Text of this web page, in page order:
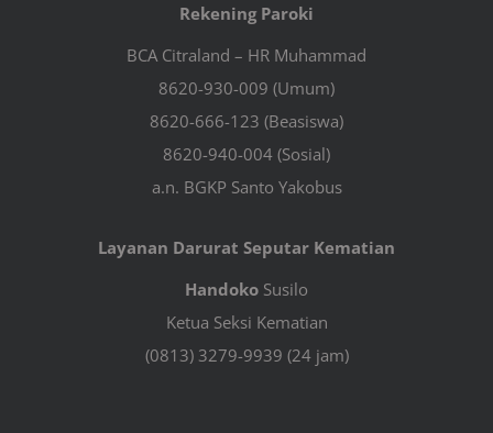
Rekening Paroki
BCA Citraland – HR Muhammad
8620-930-009 (Umum)
8620-666-123 (Beasiswa)
8620-940-004 (Sosial)
a.n. BGKP Santo Yakobus
Layanan Darurat Seputar Kematian
Handoko Susilo
Ketua Seksi Kematian
(0813) 3279-9939 (24 jam)